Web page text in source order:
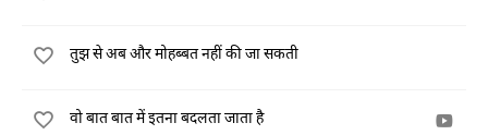
तुझ से अब और मोहब्बत नहीं की जा सकती
वो बात बात में इतना बदलता जाता है